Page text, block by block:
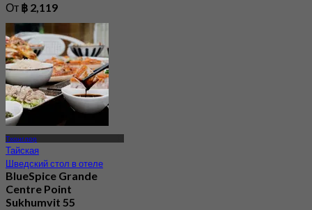
От ฿ 2,119
Тхонглор
Тайская
Шведский стол в отеле
BlueSpice Grande
Centre Point
Sukhumvit 55